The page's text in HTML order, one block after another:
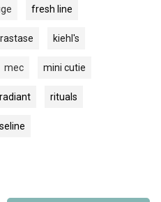
fresh line
kiehl's
mec mini cutie
radiant rituals